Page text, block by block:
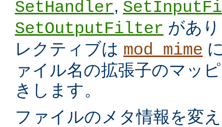
SetHandler,
SetOutputFilter があ
レクティブは mod_mime
ァイル名の拡張子のマッ
きします。
ファイルのメタ情報を変